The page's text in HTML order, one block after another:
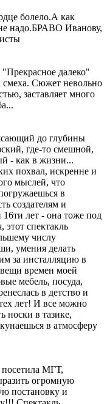
болело.А как
надо.БРАВО Иванову,
далеко"
смеха. Сюжет невольно
заставляет много
до глубины
где-то смешной,
- как в жизни...
похвал, искренне и
мыслей, что
в
создателям и
лет - она тоже под
спектакль
числу
умения делать
за инсталляцию в
времен моей
мебель, посуда,
в детство и
тех лет! И все можно
носки в тазике,
в атмосферу
посетила МГТ,
огромную
постановку и